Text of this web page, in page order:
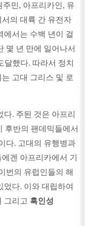
민, 아프리카인, 유
의 대륙 간 유전자
에서는 수백 년이 걸
몇 년 만에 일어나서
달했다. 따라서 정치
고대 그리스 및 로
. 주된 것은 아프리
후반의 팬데믹들에서
다. 고대의 유행병과
겐 아프리카에서 기
번의 유럽인들의 해
었다. 이와 대립하여
그리고 흑인성